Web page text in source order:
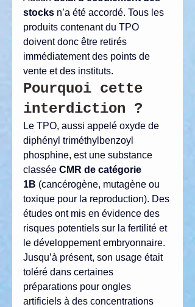
stocks n’a été accordé. Tous les
produits contenant du TPO
doivent donc être retirés
immédiatement des points de
vente et des instituts.
Pourquoi cette
interdiction ?
Le TPO, aussi appelé oxyde de
diphényl triméthylbenzoyl
phosphine, est une substance
classée CMR de catégorie
1B (cancérogène, mutagène ou
toxique pour la reproduction). Des
études ont mis en évidence des
risques potentiels sur la fertilité et
le développement embryonnaire.
Jusqu’à présent, son usage était
toléré dans certaines
préparations pour ongles
artificiels à des concentrations